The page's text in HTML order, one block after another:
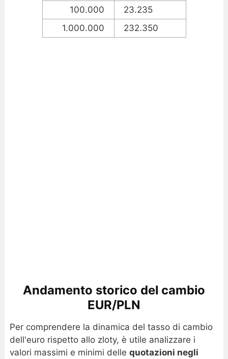
100.000
23.235
1.000.000
232.350
Andamento storico del cambio
EUR/PLN
Per comprendere la dinamica del tasso di cambio
dell'euro rispetto allo zloty, è utile analizzare i
valori massimi e minimi delle quotazioni negli